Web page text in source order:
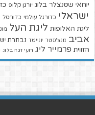
יוחאי שטנצלר בלוג יורגן קלופ
ישראלי כדורגל עולמי כדורסל
ליגת האלופות ליגת העל
אביב מנצ'סטר יונייטד נבחרת
הזווית פרמייר ליג רועי זגה בלוג